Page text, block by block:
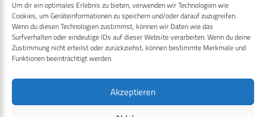
Um dir ein optimales Erlebnis zu bieten, verwenden wir Technologien wie
Cookies, um Geräteinformationen zu speichern und/oder darauf zuzugreifen.
Wenn du diesen Technologien zustimmst, können wir Daten wie das
Surfverhalten oder eindeutige IDs auf dieser Website verarbeiten. Wenn du deine
Zustimmung nicht erteilst oder zurückziehst, können bestimmte Merkmale und
Funktionen beeinträchtigt werden.
Akzeptieren
RECHTLICHES
Datenschutzerklärung
Cookie-Richtlinie (EU)